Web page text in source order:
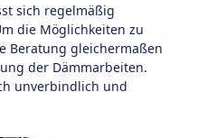
sich regelmäßig
die Möglichkeiten zu
Beratung gleichermaßen
der Dämmarbeiten.
unverbindlich und